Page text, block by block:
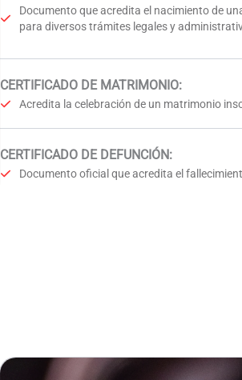
Documento que acredita el nacimiento de
para diversos trámites legales y
CERTIFICADO DE MATRIMONIO:
Acredita la celebración de un matrimonio
CERTIFICADO DE DEFUNCIÓN:
Documento oficial que acredita el